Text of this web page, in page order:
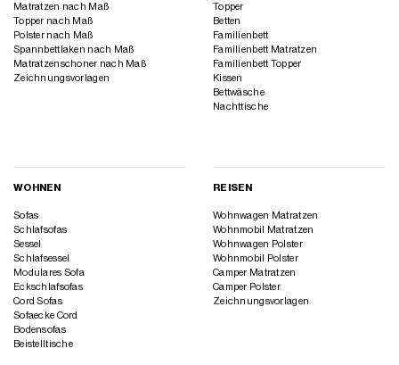
Matratzen nach Maß
Topper nach Maß
Polster nach Maß
Spannbettlaken nach Maß
Matratzenschoner nach Maß
Zeichnungsvorlagen
Topper
Betten
Familienbett
Familienbett Matratzen
Familienbett Topper
Kissen
Bettwäsche
Nachttische
WOHNEN
Sofas
Schlafsofas
Sessel
Schlafsessel
Modulares Sofa
Eckschlafsofas
Cord Sofas
Sofaecke Cord
Bodensofas
Beistelltische
REISEN
Wohnwagen Matratzen
Wohnmobil Matratzen
Wohnwagen Polster
Wohnmobil Polster
Camper Matratzen
Camper Polster
Zeichnungsvorlagen